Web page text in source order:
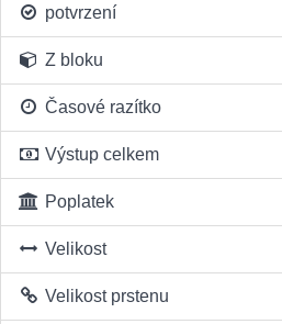
potvrzení
Z bloku
Časové razítko
Výstup celkem
Poplatek
Velikost
Velikost prstenu